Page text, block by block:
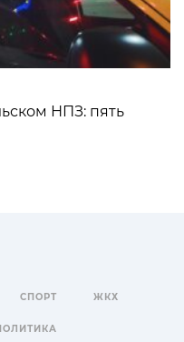
НПЗ: пять
СПОРТ ЖКХ